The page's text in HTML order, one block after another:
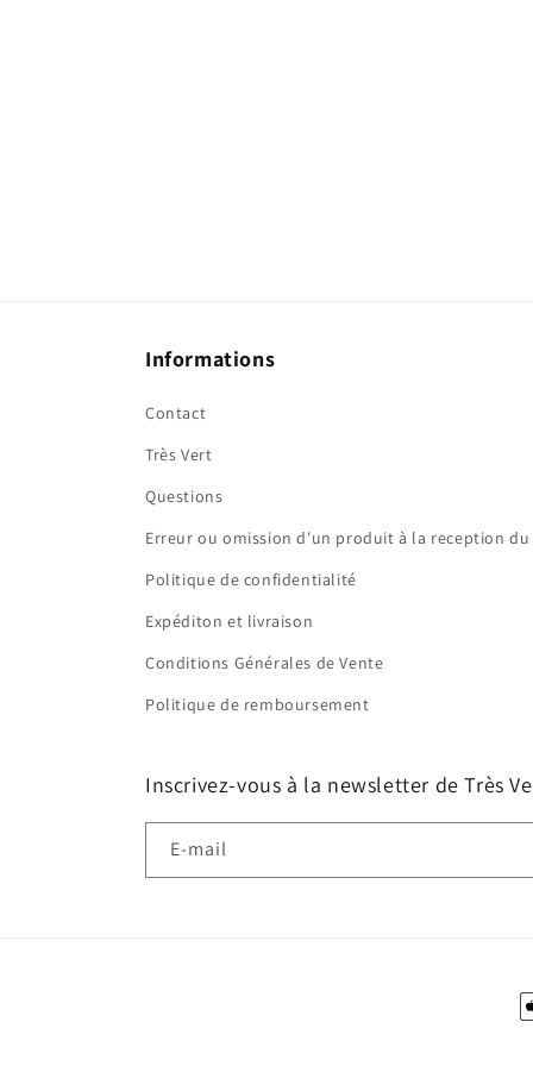
Informations
Contact
Très Vert
Questions
Erreur ou omission d'un produit à la reception du
Politique de confidentialité
Expéditon et livraison
Conditions Générales de Vente
Politique de remboursement
Inscrivez-vous à la newsletter de Très
E-mail